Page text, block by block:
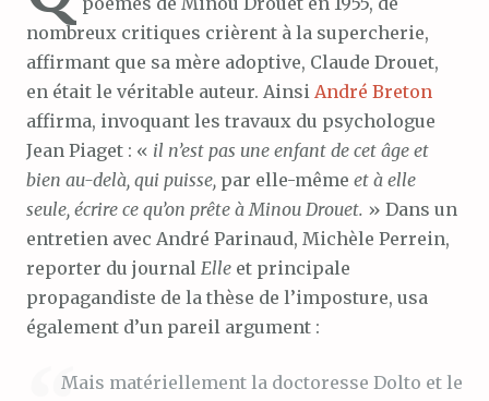
nombreux critiques crièrent à la supercherie,
affirmant que sa mère adoptive, Claude Drouet,
en était le véritable auteur. Ainsi André Breton
affirma, invoquant les travaux du psychologue
Jean Piaget : « il n’est pas une enfant de cet âge et
bien au-delà, qui puisse, par elle-même et à elle
seule, écrire ce qu’on prête à Minou Drouet. » Dans un
entretien avec André Parinaud, Michèle Perrein,
reporter du journal Elle et principale
propagandiste de la thèse de l’imposture, usa
également d’un pareil argument :
Mais matériellement la doctoresse Dolto et le